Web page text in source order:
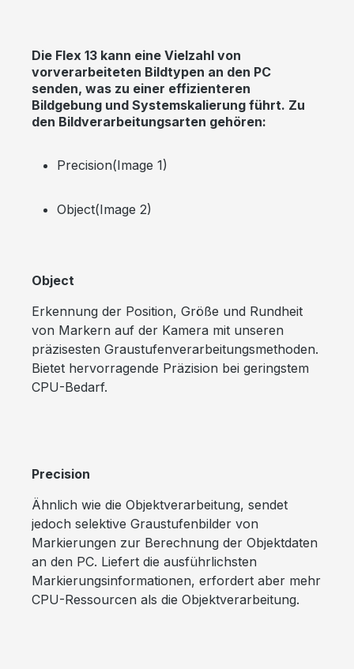
Die Flex 13 kann eine Vielzahl von
vorverarbeiteten Bildtypen an den PC
senden, was zu einer effizienteren
Bildgebung und Systemskalierung führt. Zu
den Bildverarbeitungsarten gehören:
Precision(Image 1)
Object(Image 2)
Object
Erkennung der Position, Größe und Rundheit
von Markern auf der Kamera mit unseren
präzisesten Graustufenverarbeitungsmethoden.
Bietet hervorragende Präzision bei geringstem
CPU-Bedarf.
Precision
Ähnlich wie die Objektverarbeitung, sendet
jedoch selektive Graustufenbilder von
Markierungen zur Berechnung der Objektdaten
an den PC. Liefert die ausführlichsten
Markierungsinformationen, erfordert aber mehr
CPU-Ressourcen als die Objektverarbeitung.